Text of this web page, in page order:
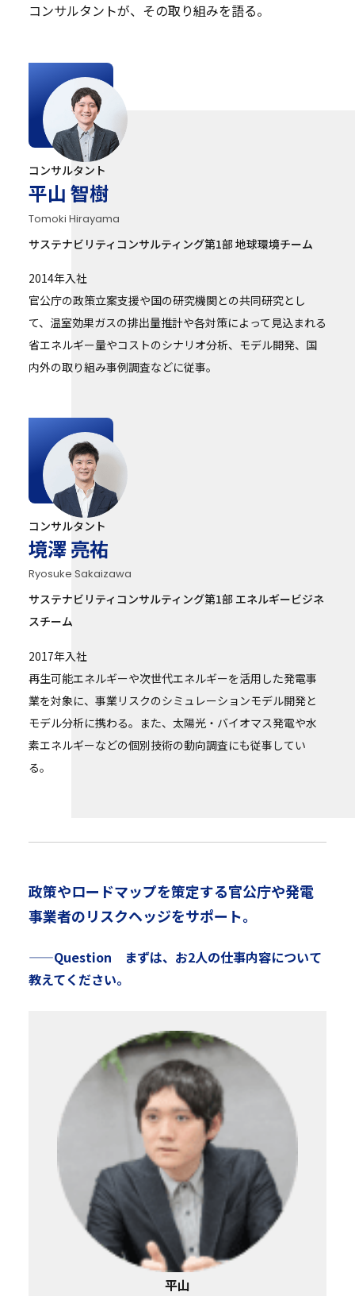
コンサルタントが、その取り組みを語る。
コンサルタント
平山 智樹
Tomoki Hirayama
サステナビリティコンサルティング第1部 地球環境チーム
2014年入社
官公庁の政策立案支援や国の研究機関との共同研究とし
て、温室効果ガスの排出量推計や各対策によって見込まれる
省エネルギー量やコストのシナリオ分析、モデル開発、国
内外の取り組み事例調査などに従事。
コンサルタント
境澤 亮祐
Ryosuke Sakaizawa
サステナビリティコンサルティング第1部 エネルギービジネ
スチーム
2017年入社
再生可能エネルギーや次世代エネルギーを活用した発電事
業を対象に、事業リスクのシミュレーションモデル開発と
モデル分析に携わる。また、太陽光・バイオマス発電や水
素エネルギーなどの個別技術の動向調査にも従事してい
る。
政策やロードマップを策定する官公庁や発電
事業者のリスクヘッジをサポート。
——Question まずは、お2人の仕事内容について
教えてください。
平山